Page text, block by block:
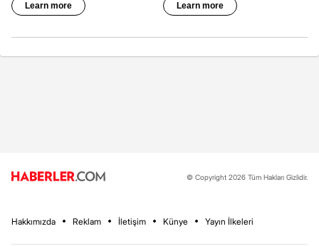
© Copyright 2026 Tüm Hakları Gizlidir.
Hakkımızda Reklam İletişim Künye Yayın İlkeleri